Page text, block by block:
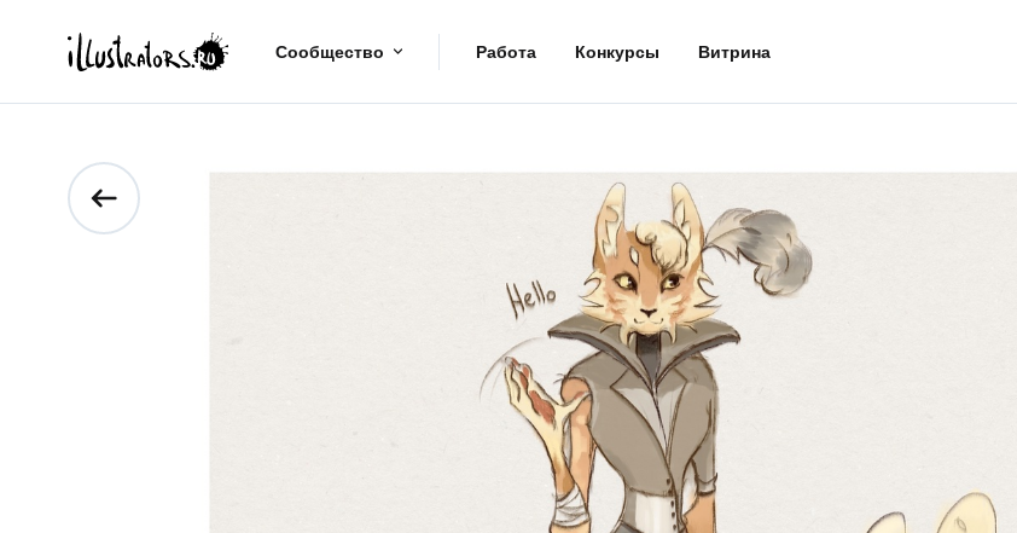
Сообщество Работа Конкурсы Витрина